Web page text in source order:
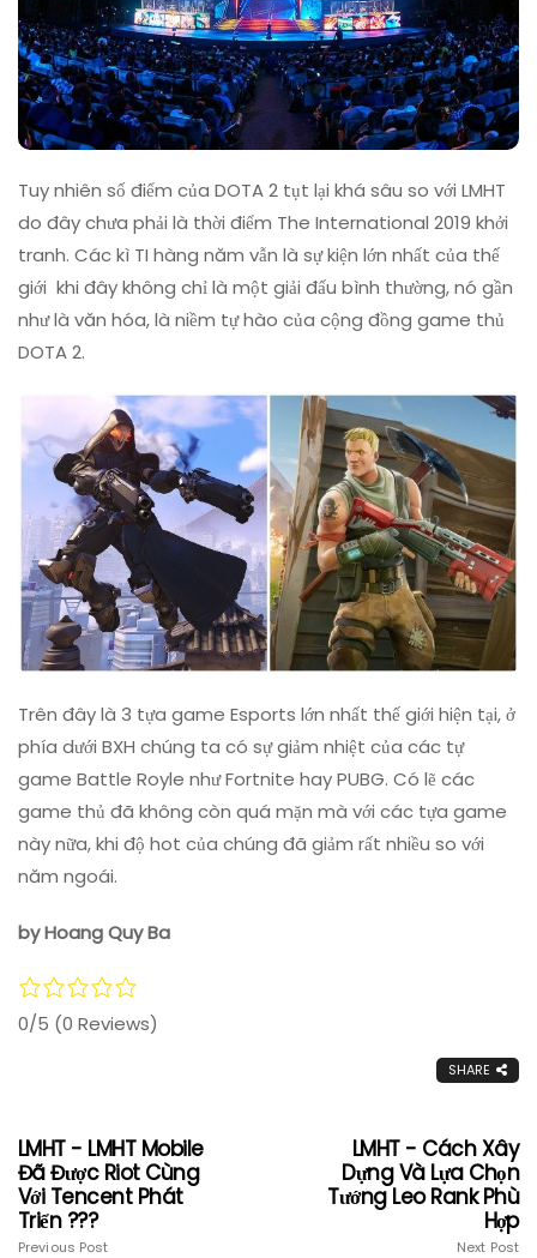
Tuy nhiên số điểm của DOTA 2 tụt lại khá sâu so với LMHT
do đây chưa phải là thời điểm The International 2019 khởi
tranh. Các kì TI hàng năm vẫn là sự kiện lớn nhất của thế
giới khi đây không chỉ là một giải đấu bình thường, nó gần
như là văn hóa, là niềm tự hào của cộng đồng game thủ
DOTA 2.
Trên đây là 3 tựa game Esports lớn nhất thế giới hiện tại, ở
phía dưới BXH chúng ta có sự giảm nhiệt của các tự
game Battle Royle như Fortnite hay PUBG. Có lẽ các
game thủ đã không còn quá mặn mà với các tựa game
này nữa, khi độ hot của chúng đã giảm rất nhiều so với
năm ngoái.
by Hoang Quy Ba
0/5 (0 Reviews)
SHARE
LMHT - LMHT Mobile
Đã Được Riot Cùng
Với Tencent Phát
Triển ???
Previous Post
LMHT - Cách Xây
Dựng Và Lựa Chọn
Tướng Leo Rank Phù
Hợp
Next Post